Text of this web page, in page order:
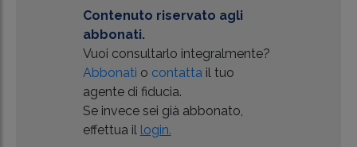
Contenuto riservato agli
abbonati.
Vuoi consultarlo integralmente?
Abbonati o contatta il tuo
agente di fiducia.
Se invece sei già abbonato,
effettua il login.